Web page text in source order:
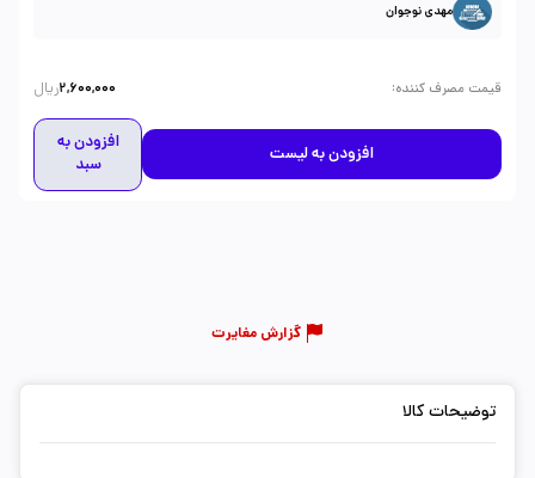
مهدی نوجوان
قیمت مصرف کننده:
2,600,000ریال
افزودن به لیست
افزودن به
سبد
گزارش مغایرت
توضیحات کالا